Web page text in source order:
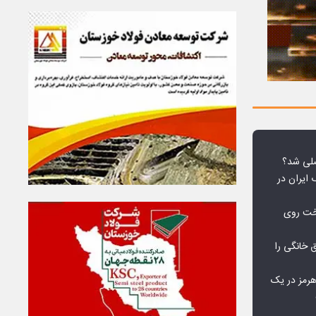
شد؟
ایران در
روی
درصد برق خانگی را
در یک